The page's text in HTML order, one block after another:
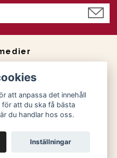
att anpassa det innehåll
att du ska få bästa
du handlar hos oss.
Inställningar